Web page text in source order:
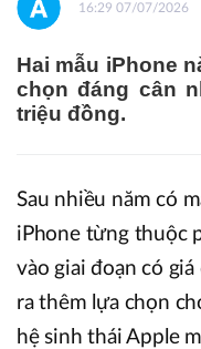
16:29 07/07/2026
Hai mẫu iPhone
chọn đáng cân
triệu đồng.
Sau nhiều năm có
iPhone từng thuộc
vào giai đoạn có
ra thêm lựa chọn
hệ sinh thái Apple